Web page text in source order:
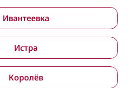
Ивантеевка
Истра
Королёв